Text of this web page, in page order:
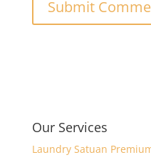
Our Services
Laundry Satuan